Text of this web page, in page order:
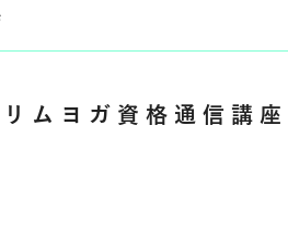
ムヨガ資格通信講座